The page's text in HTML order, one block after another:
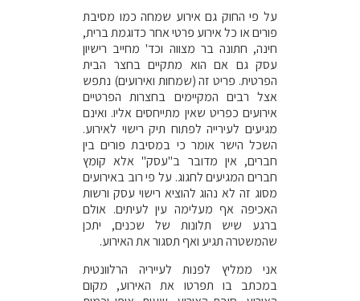
על פי החוק גם אירוע שמחה כמו מסיבת
פורים או כל אירוע פרטי אחר כדוגמת ברית,
חינה, חתונה בר מצווה וכד' מחייב רישיון
עסק גם אם הוא מתקיים בחצר הבית
הפרטית. פריט זה (שמחות ואירועים) נתפש
אצל רבים המקיימים בחצרות הפרטיים
אירועים כפריט שאין מתייחסים אליו. ואינם
מגיעים לעירייה לפתוח תיק רישוי לאירוע.
השכל הישר אומר כי במסיבת פורים בין
חברים, אין מדובר ב"עסק" אלא קומץ
חברים המגיעים לחגוג. על פי רוב באירועים
מסוג זה לא נהוג להוציא רישוי עסק ורשות
האכיפה אף מעלימה עין לעיתים. אולם
ברגע שיש תלונות של שכנים, יתכן
שהמשטרה תגיע ואף תסגור את האירוע.
אני ממליץ לפנות לעייריה הרלוונטית
במכתב בו תפרטו את האירוע, מקום